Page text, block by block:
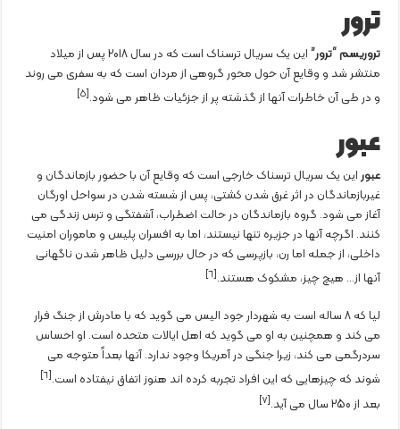
ترور
تروریسم “ترور”
این یک سریال ترسناک است که در سال 2018 پس از میلاد
منتشر شد و وقایع آن حول محور گروهی از مردان است که به سفری می روند
و در طی آن خاطرات آنها از گذشته پر از جزئیات ظاهر می شود.[٥]
عبور
عبوراین یک سریال ترسناک خارجی است که وقایع آن با حضور بازماندگان و
غیربازماندگان در اثر غرق شدن کشتی، پس از شسته شدن در سواحل اورگان
آغاز می شود. گروه بازماندگان در حالت اضطراب، آشفتگی و ترس زندگی می
کنند. اگرچه آنها در جزیره تنها نیستند، اما به افسران پلیس و ماموران امنیت
داخلی، از جمله اما رن، بازپرسی که در حال بررسی دلیل ظاهر شدن ناگهانی
آنها از… هیچ چیز، مشکوک هستند.[٦]
لیا که 8 ساله است به شهردار جود الیس می گوید که با مادرش از جنگ فرار
می کند و همچنین به او می گوید که اهل ایالات متحده است. او احساس
سردرگمی می کند، زیرا جنگی در آمریکا وجود ندارد. آنها بعداً متوجه می
شوند که چیزهایی که این افراد تجربه کرده اند هنوز اتفاق نیفتاده است.[٦]
بعد از 250 سال می آید. [٧]